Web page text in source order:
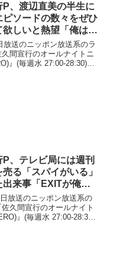
P、渡辺直美の半生に
ピソードの数々をぜひ
欲しいと熱望「俺は
マ化持ってきます」
放送のニッポン放送系のラ
間宣行のオールナイトニ
』(毎週水 27:00-28:30)に
、テレビ局には週刊
る「スパイがいる」
出来事「EXITが俺に
に来て…」
放送のニッポン放送系の
久間宣行のオールナイト
』(毎週水 27:00-28:30)